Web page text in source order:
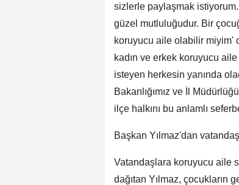
sizlerle paylaşmak
güzel mutluluğudur. Bir
koruyucu aile olabilir miyim'
kadın ve erkek koruyucu
isteyen herkesin yanında
Bakanlığımız ve İl
ilçe halkını bu anlamlı
Başkan Yılmaz'dan
Vatandaşlara koruyucu aile
dağıtan Yılmaz, çocukların